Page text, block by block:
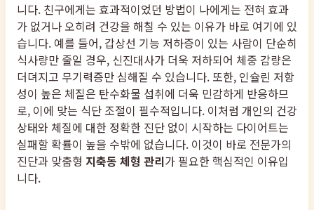
니다. 친구에게는 효과적이었던 방법이 나에게는 전혀 효과
가 없거나 오히려 건강을 해칠 수 있는 이유가 바로 여기에 있
습니다. 예를 들어, 갑상선 기능 저하증이 있는 사람이 단순히
식사량만 줄일 경우, 신진대사가 더욱 저하되어 체중 감량은
더뎌지고 무기력증만 심해질 수 있습니다. 또한, 인슐린 저항
성이 높은 체질은 탄수화물 섭취에 더욱 민감하게 반응하므
로, 이에 맞는 식단 조절이 필수적입니다. 이처럼 개인의 건강
상태와 체질에 대한 정확한 진단 없이 시작하는 다이어트는
실패할 확률이 높을 수밖에 없습니다. 이것이 바로 전문가의
진단과 맞춤형 지축동 체형 관리가 필요한 핵심적인 이유입
니다.